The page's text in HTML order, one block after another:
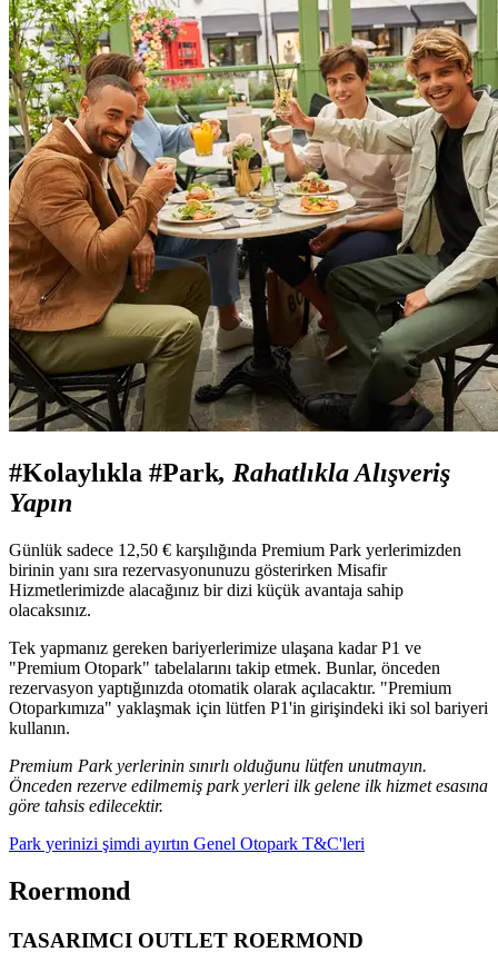
#Kolaylıkla #Park, Rahatlıkla Alışveriş
Yapın
Günlük sadece 12,50 € karşılığında Premium Park yerlerimizden
birinin yanı sıra rezervasyonunuzu gösterirken Misafir
Hizmetlerimizde alacağınız bir dizi küçük avantaja sahip
olacaksınız.
Tek yapmanız gereken bariyerlerimize ulaşana kadar P1 ve
"Premium Otopark" tabelalarını takip etmek. Bunlar, önceden
rezervasyon yaptığınızda otomatik olarak açılacaktır. "Premium
Otoparkımıza" yaklaşmak için lütfen P1'in girişindeki iki sol bariyeri
kullanın.
Premium Park yerlerinin sınırlı olduğunu lütfen unutmayın.
Önceden rezerve edilmemiş park yerleri ilk gelene ilk hizmet esasına
göre tahsis edilecektir.
Park yerinizi şimdi ayırtın Genel Otopark T&C'leri
Roermond
TASARIMCI OUTLET ROERMOND